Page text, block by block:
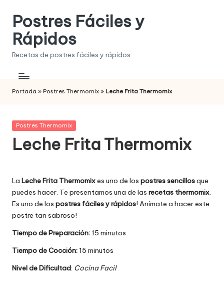
Saltar
contenido
Postres Fáciles y
Rápidos
Recetas de postres fáciles y rápidos
Portada » Postres Thermomix » Leche Frita Thermomix
Publicada
Postres Thermomix
Leche Frita Thermomix
La Leche Frita Thermomixes uno de los postres sencillosque
puedes hacer. Te presentamos una de las recetas thermomix.
Es uno de los postres fáciles y rápidos! Anímate a hacer este
postre tan sabroso!
Tiempo de Preparación: 15 minutos
Tiempo de Cocción: 15 minutos
Nivel de Dificultad: Cocina Facil